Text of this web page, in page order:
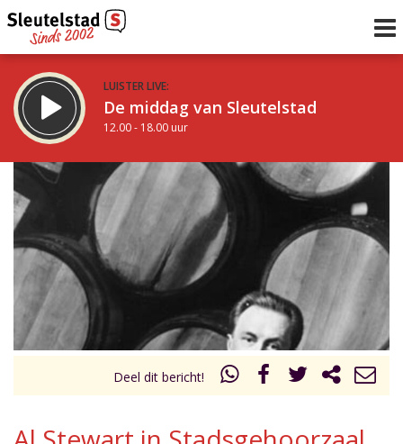
LUISTER LIVE:
De middag van Sleutelstad
12.00 - 18.00 uur
STRAKS:
De avond van Sleutelstad
18.00 - 19.00 uur
uur 1 van 0 Volgend uur
Inklappen
Deel dit bericht!